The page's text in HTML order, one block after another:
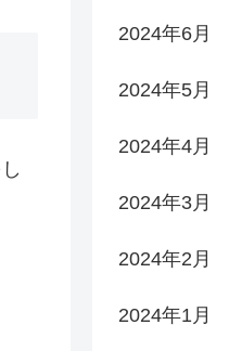
2024年6月
2024年5月
2024年4月
2024年3月
2024年2月
2024年1月